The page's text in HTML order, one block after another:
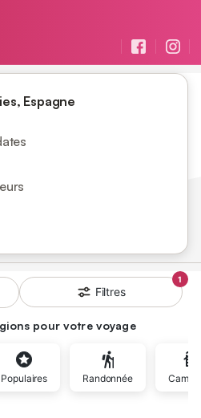
Espagne
1
Filtres
pour votre voyage
Populaires Randonnée